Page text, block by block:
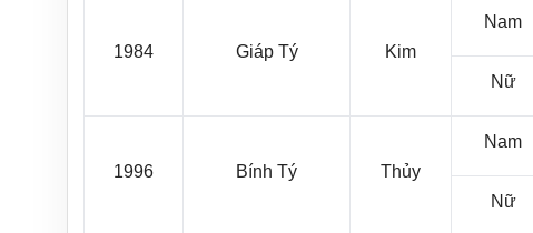
1984 Giáp Tý Kim
Nam
Nữ
1996 Bính Tý Thủy
Nam
Nữ